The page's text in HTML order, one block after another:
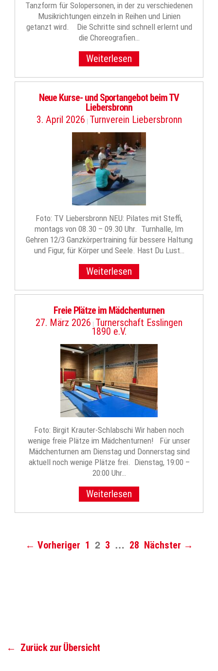
Tanzform für Solopersonen, in der zu verschiedenen
Musikrichtungen einzeln in Reihen und Linien
getanzt wird. Die Schritte sind schnell erlernt und
die Choreografien…
Weiterlesen
Neue Kurse- und Sportangebot beim TV
Liebersbronn
3. April 2026 | Turnverein Liebersbronn
Foto: TV Liebersbronn NEU: Pilates mit Steffi,
montags von 08.30 – 09.30 Uhr. Turnhalle, Im
Gehren 12/3 Ganzkörpertraining für bessere Haltung
und Figur, für Körper und Seele. Hast Du Lust…
Weiterlesen
Freie Plätze im Mädchenturnen
27. März 2026 | Turnerschaft Esslingen
1890 e.V.
Foto: Birgit Krauter-Schlabschi Wir haben noch
wenige freie Plätze im Mädchenturnen! Für unser
Mädchenturnen am Dienstag und Donnerstag sind
aktuell noch wenige Plätze frei. Dienstag, 19:00 –
20:00 Uhr…
Weiterlesen
← Vorheriger 1 2 3 … 28 Nächster →
← Zurück zur Übersicht